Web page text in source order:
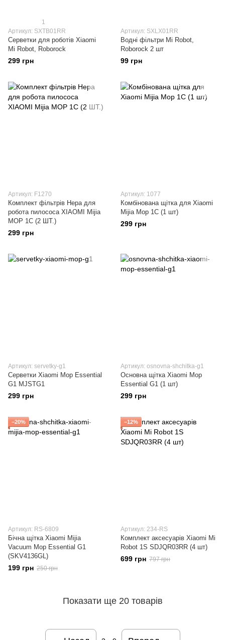
1
Артикул: SXTB01RR
Серветки для роботів Xiaomi
Mi Robot, Roborock
299 грн
Артикул: SXLX01RR
Водні фільтри Mi Robot,
Roborock 2 шт
99 грн
Артикул: F1270
Комплект фільтрів Hepa для
робота пилососа XIAOMI Mijia
MOP 1C (2 ШТ.)
299 грн
Артикул: 1077
Комбінована щітка для Xiaomi
Mijia Mop 1C (1 шт)
299 грн
Артикул: servetky-g1
Серветки Xiaomi Mop Essential
G1 MJSTG1
299 грн
Артикул: osnovna-shchitka-g1
Основна щітка Xiaomi Mop
Essential G1 (1 шт)
299 грн
−20%
Артикул: RS-6809
Бічна щітка Xiaomi Mijia
Vacuum Mop Essential G1
(SKV4136GL)
199 грн 250 грн
−12%
Артикул: 234-RS
Комплект аксесуарів Xiaomi Mi
Robot 1S SDJQR03RR (4 шт)
699 грн 797 грн
Показати ще 20 товарів